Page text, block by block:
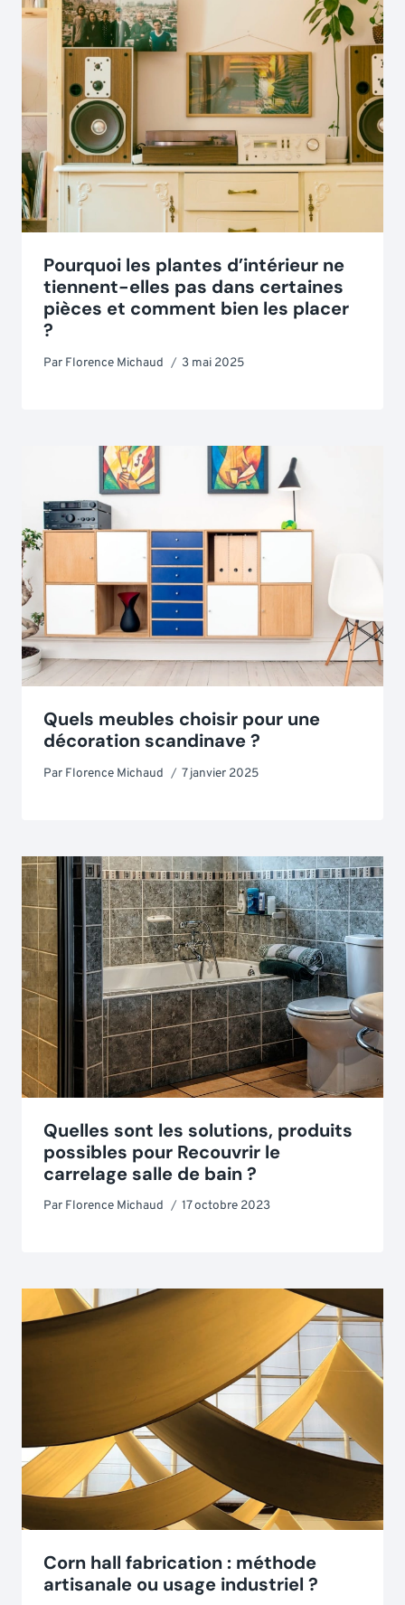
Pourquoi les plantes d’intérieur ne
tiennent-elles pas dans certaines
pièces et comment bien les placer
?
Par Florence Michaud 3 mai 2025
Quels meubles choisir pour une
décoration scandinave ?
Par Florence Michaud 7 janvier 2025
Quelles sont les solutions, produits
possibles pour Recouvrir le
carrelage salle de bain ?
Par Florence Michaud 17 octobre 2023
Corn hall fabrication : méthode
artisanale ou usage industriel ?